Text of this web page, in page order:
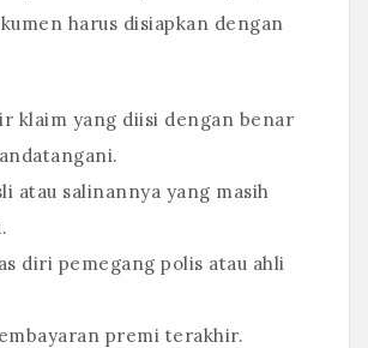
harus disiapkan dengan
klaim yang diisi dengan benar
atau salinannya yang masih
diri pemegang polis atau ahli
premi terakhir.